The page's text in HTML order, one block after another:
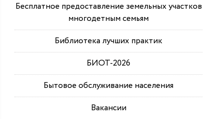
Бесплатное предоставление земельных участков
многодетным семьям
Библиотека лучших практик
БИОТ-2026
Бытовое обслуживание населения
Вакансии